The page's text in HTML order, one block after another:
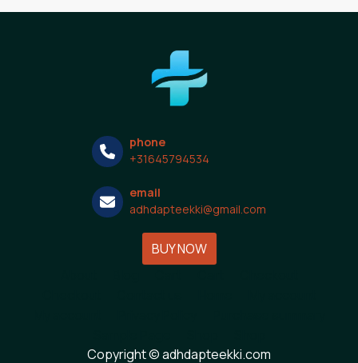
phone
+31645794534
email
adhdapteekki@gmail.com
BUY NOW
Copyright © adhdapteekki.com